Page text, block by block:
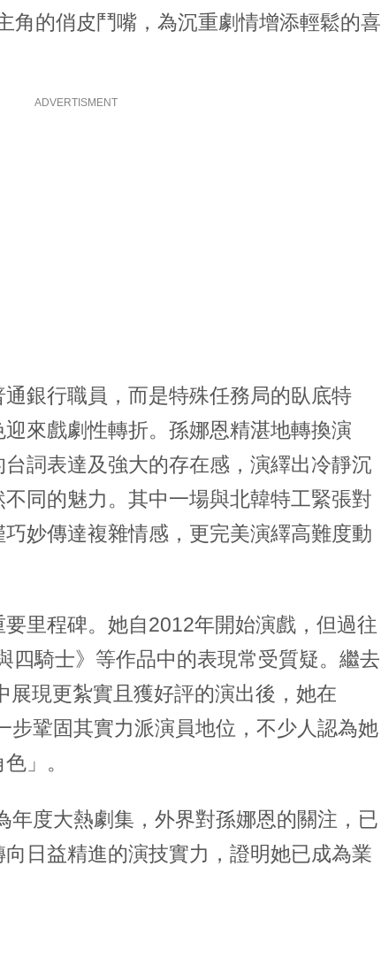
角的俏皮鬥嘴，為沉重劇情增添輕鬆的喜
ADVERTISMENT
銀行職員，而是特殊任務局的臥底特
來戲劇性轉折。 孫娜恩精湛地轉換演
詞表達及強大的存在感，演繹出冷靜沉
同的魅力。其中一場與北韓特工緊張對
妙傳達複雜情感，更完美演繹高難度動
要里程碑。她自2012年開始演戲，但過往
四騎士》等作品中的表現常受質疑。繼去
展現更紮實且獲好評的演出後，她在
步鞏固其實力派演員地位，不少人認為她
」。
年度大熱劇集，外界對孫娜恩的關注，已
日益精進的演技實力，證明她已成為業